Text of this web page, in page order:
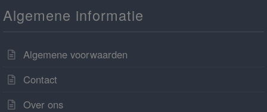
Algemene informatie
Algemene voorwaarden
Contact
Over ons